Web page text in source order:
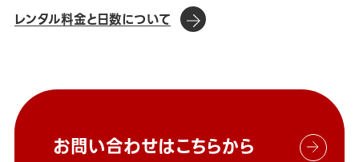
レンタル料金と日数について
お問い合わせはこちらから